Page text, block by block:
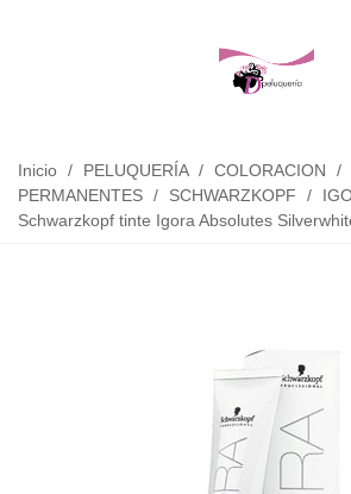
Inicio / PELUQUERÍA / COLORACION /
PERMANENTES / SCHWARZKOPF /
Schwarzkopf tinte Igora Absolutes